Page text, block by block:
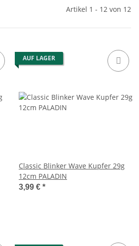
Artikel 1 - 12 von 12
AUF LAGER
Classic Blinker Wave Kupfer 29g
12cm PALADIN
3,99 € *